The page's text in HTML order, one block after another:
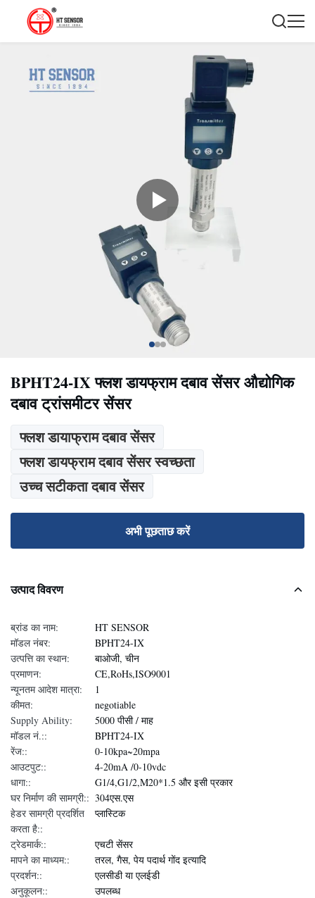
BPHT24-IX फ्लश डायफ्राम दबाव सेंसर औद्योगिक
दबाव ट्रांसमीटर सेंसर
फ्लश डायाफ्राम दबाव सेंसर
फ्लश डायफ्राम दबाव सेंसर स्वच्छता
उच्च सटीकता दबाव सेंसर
अभी पूछताछ करें
उत्पाद विवरण
ब्रांड का नाम:
HT SENSOR
मॉडल नंबर:
BPHT24-IX
उत्पत्ति का स्थान:
बाओजी, चीन
प्रमाणन:
CE,RoHs,ISO9001
न्यूनतम आदेश मात्रा:
1
कीमत:
negotiable
Supply Ability:
5000 पीसी / माह
मॉडल नं.::
BPHT24-IX
रेंज::
0-10kpa~20mpa
आउटपुट::
4-20mA /0-10vdc
धागा::
G1/4,G1/2,M20*1.5 और इसी प्रकार
घर निर्माण की सामग्री:: 304एस.एस
हेडर सामग्री प्रदर्शित
करता है::
प्लास्टिक
ट्रेडमार्क::
एचटी सेंसर
मापने का माध्यम::
तरल, गैस, पेय पदार्थ गोंद इत्यादि
प्रदर्शन::
एलसीडी या एलईडी
अनुकूलन::
उपलब्ध